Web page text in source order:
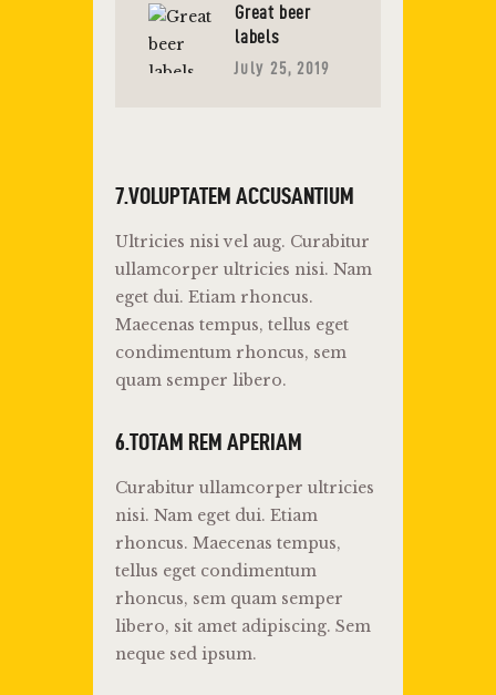
Great beer
labels
July 25, 2019
7.VOLUPTATEM ACCUSANTIUM
Ultricies nisi vel aug. Curabitur
ullamcorper ultricies nisi. Nam
eget dui. Etiam rhoncus.
Maecenas tempus, tellus eget
condimentum rhoncus, sem
quam semper libero.
6.TOTAM REM APERIAM
Curabitur ullamcorper ultricies
nisi. Nam eget dui. Etiam
rhoncus. Maecenas tempus,
tellus eget condimentum
rhoncus, sem quam semper
libero, sit amet adipiscing. Sem
neque sed ipsum.